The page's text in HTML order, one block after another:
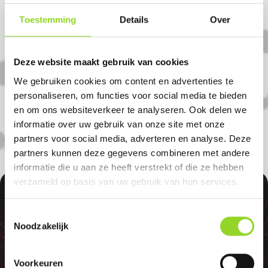
Toestemming Details Over
Deze website maakt gebruik van cookies
We gebruiken cookies om content en advertenties te
personaliseren, om functies voor social media te bieden
en om ons websiteverkeer te analyseren. Ook delen we
informatie over uw gebruik van onze site met onze
partners voor social media, adverteren en analyse. Deze
partners kunnen deze gegevens combineren met andere
informatie die u aan ze heeft verstrekt of die ze hebben
verzameld op basis van uw gebruik van hun services.
Noodzakelijk
Voorkeuren
Koop uw vuurwerk dan bij
van harte welkom! U bent uiteraard ook
welkom als u uit Kelpen-oler, Roermond
of Heythuysen komt.
100%